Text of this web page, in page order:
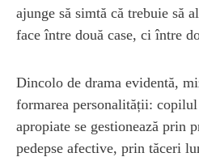
ajunge să simtă că trebuie să
face între două case, ci între
Dincolo de drama evidentă,
formarea personalității:
apropiate se gestionează prin
pedepse afective, prin tăceri